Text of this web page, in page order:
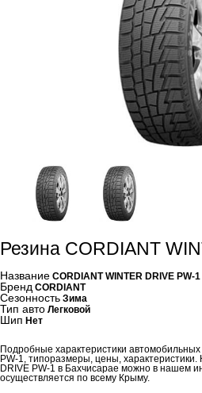
Резина CORDIANT
Название CORDIANT WINTER DRIVE PW-1
Бренд CORDIANT
Сезонность Зима
Тип авто Легковой
Шип Нет
Подробные характеристики
PW-1, типоразмеры, цены,
DRIVE PW-1 в Бахчисарае можно в нашем
осуществляется по всему Крыму.